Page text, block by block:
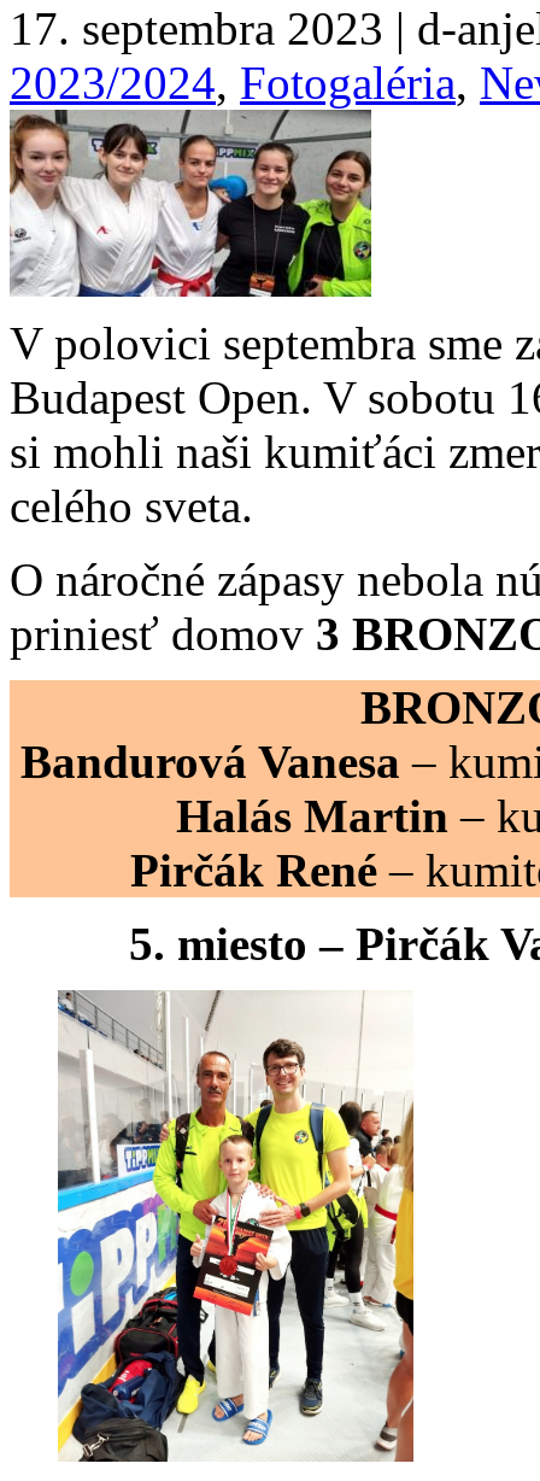
17. septembra 2023 | d-
2023/2024, Fotogaléria,
V polovici septembra sme
Budapest Open. V sobotu
si mohli naši kumiťáci
celého sveta.
O náročné zápasy nebola
priniesť domov 3
Bandurová Vanesa –
Halás Martin –
Pirčák René–
5. miesto – Pirčák